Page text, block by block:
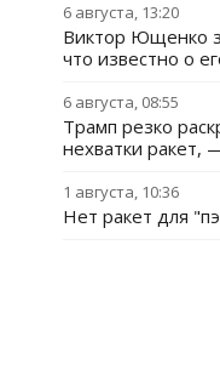
6 августа, 13:20
Виктор Ющенко
что известно о
6 августа, 08:55
Трамп резко
нехватки ракет,
1 августа, 10:36
Нет ракет для